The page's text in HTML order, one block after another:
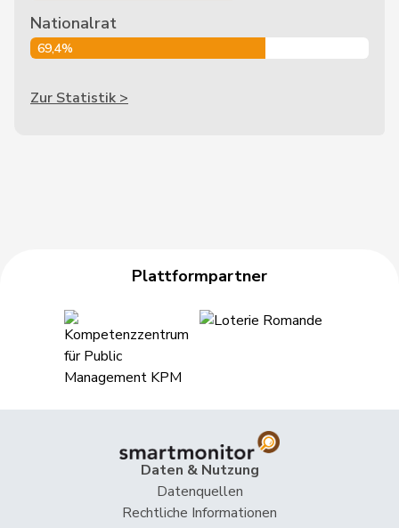
Nationalrat
69,4%
Zur Statistik >
Plattformpartner
Daten & Nutzung
Datenquellen
Rechtliche Informationen